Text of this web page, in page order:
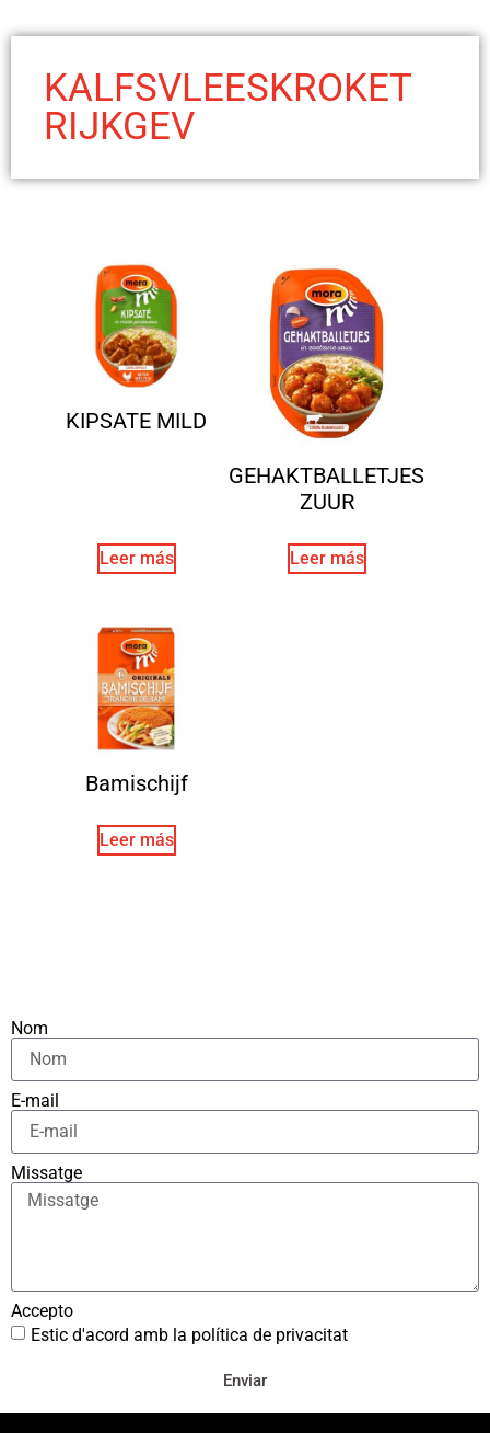
KALFSVLEESKROKET
RIJKGEV
KIPSATE MILD
Leer más
GEHAKTBALLETJES
ZUUR
Leer más
Bamischijf
Leer más
Nom
E-mail
Missatge
Accepto
Estic d'acord amb la política de privacitat
Enviar